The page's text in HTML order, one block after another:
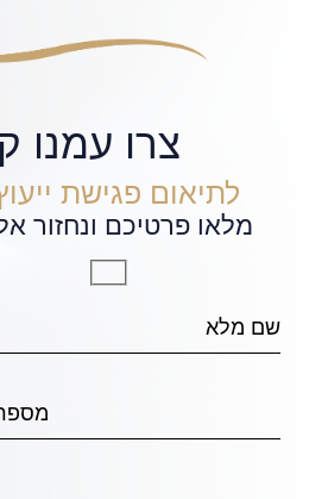
צרו עמנו
לתיאום פגישת
מלאו פרטיכם ונחזור